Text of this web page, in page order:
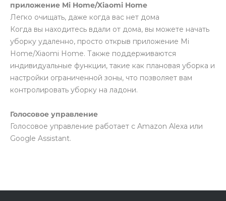
приложение Mi Home/Xiaomi Home
Легко очищать, даже когда вас нет дома
Когда вы находитесь вдали от дома, вы можете начать
уборку удаленно, просто открыв приложение Mi
Home/Xiaomi Home. Также поддерживаются
индивидуальные функции, такие как плановая уборка и
настройки ограниченной зоны, что позволяет вам
контролировать уборку на ладони.
Голосовое управление
Голосовое управление работает с Amazon Alexa или
Google Assistant.